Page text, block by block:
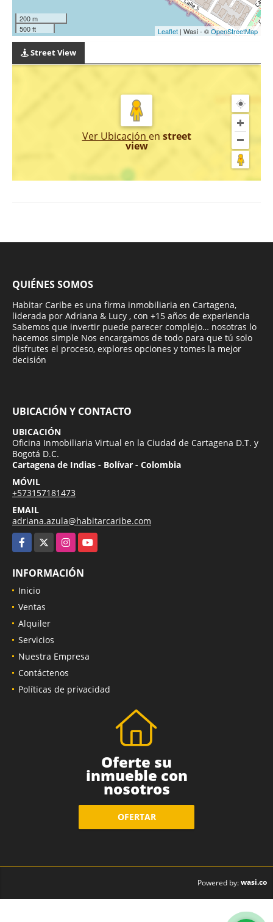
200 m
500 ft
Leaflet | Wasi - ©OpenStreetMap
Street View
Ver Ubicación en street
view
QUIÉNES SOMOS
Habitar Caribe es una firma inmobiliaria en Cartagena,
liderada por Adriana & Lucy , con +15 años de experiencia
Sabemos que invertir puede parecer complejo… nosotras lo
hacemos simple Nos encargamos de todo para que tú solo
disfrutes el proceso, explores opciones y tomes la mejor
decisión
UBICACIÓN Y CONTACTO
UBICACIÓN
Oficina Inmobiliaria Virtual en la Ciudad de Cartagena D.T. y
Bogotá D.C.
Cartagena de Indias - Bolívar - Colombia
MÓVIL
+573157181473
EMAIL
adriana.azula@habitarcaribe.com
Facebook
InstagramYouTube
INFORMACIÓN
Inicio
Ventas
Alquiler
Servicios
Nuestra Empresa
Contáctenos
Políticas de privacidad
Oferte su
inmueble con
nosotros
OFERTAR
Powered by:wasi.co